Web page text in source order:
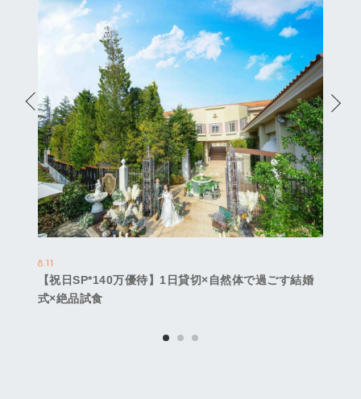
8.11
【祝日SP*140万優待】1日貸切×自然体で過ごす結婚
式×絶品試食